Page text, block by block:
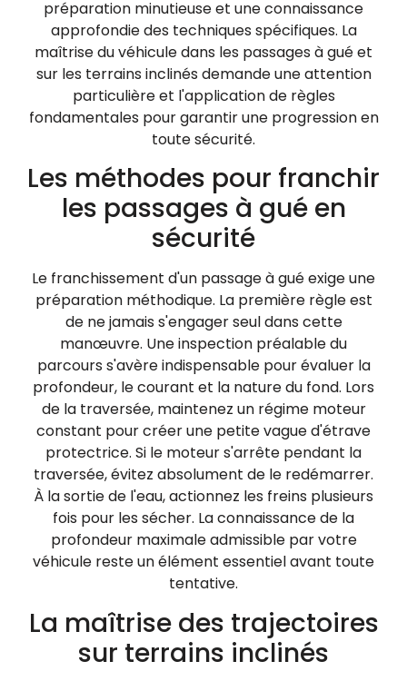
préparation minutieuse et une connaissance
approfondie des techniques spécifiques. La
maîtrise du véhicule dans les passages à gué et
sur les terrains inclinés demande une attention
particulière et l'application de règles
fondamentales pour garantir une progression en
toute sécurité.
Les méthodes pour franchir
les passages à gué en
sécurité
Le franchissement d'un passage à gué exige une
préparation méthodique. La première règle est
de ne jamais s'engager seul dans cette
manœuvre. Une inspection préalable du
parcours s'avère indispensable pour évaluer la
profondeur, le courant et la nature du fond. Lors
de la traversée, maintenez un régime moteur
constant pour créer une petite vague d'étrave
protectrice. Si le moteur s'arrête pendant la
traversée, évitez absolument de le redémarrer.
À la sortie de l'eau, actionnez les freins plusieurs
fois pour les sécher. La connaissance de la
profondeur maximale admissible par votre
véhicule reste un élément essentiel avant toute
tentative.
La maîtrise des trajectoires
sur terrains inclinés